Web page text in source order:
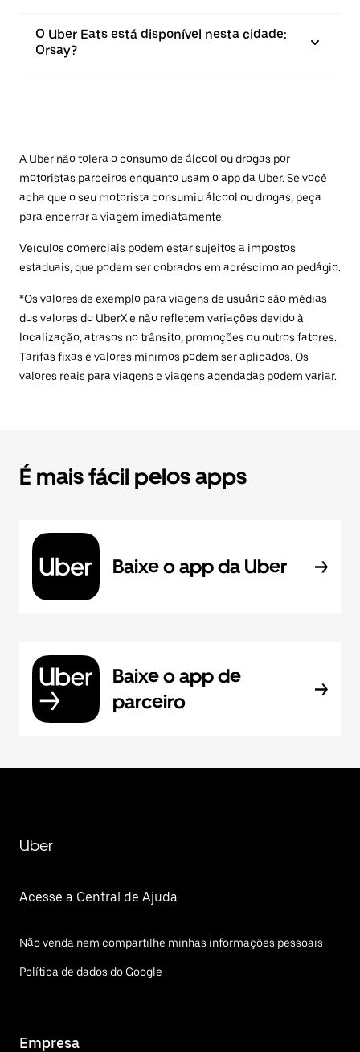
O Uber Eats está disponível nesta cidade:
Orsay?
A Uber não tolera o consumo de álcool ou drogas por
motoristas parceiros enquanto usam o app da Uber. Se você
acha que o seu motorista consumiu álcool ou drogas, peça
para encerrar a viagem imediatamente.
Veículos comerciais podem estar sujeitos a impostos
estaduais, que podem ser cobrados em acréscimo ao pedágio.
*Os valores de exemplo para viagens de usuário são médias
dos valores do UberX e não refletem variações devido à
localização, atrasos no trânsito, promoções ou outros fatores.
Tarifas fixas e valores mínimos podem ser aplicados. Os
valores reais para viagens e viagens agendadas podem variar.
É mais fácil pelos apps
Baixe o app da Uber
Baixe o app de
parceiro
Uber
Acesse a Central de Ajuda
Não venda nem compartilhe minhas informações pessoais
Política de dados do Google
Empresa